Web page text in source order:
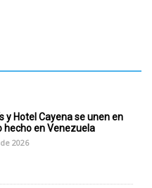
y Hotel Cayena se unen en
hecho en Venezuela
2026